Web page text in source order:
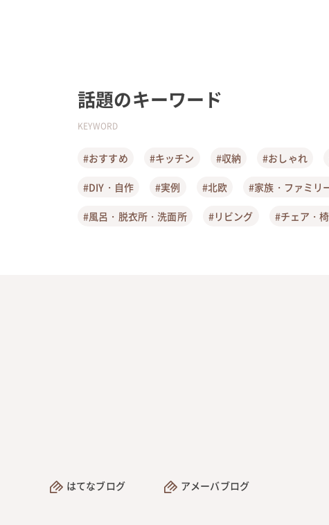
話題のキーワード
KEYWORD
#おすすめ #キッチン #収納 #おしゃれ
#DIY・自作 #実例 #北欧 #家族・ファミリ
#風呂・脱衣所・洗面所 #リビング #チェア・
はてなブログ アメーバブログ